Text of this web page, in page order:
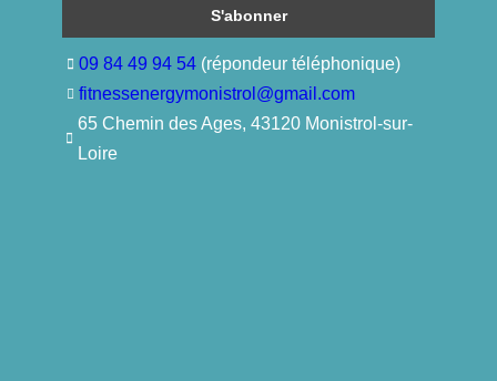
09 84 49 94 54 (répondeur téléphonique)
fitnessenergymonistrol@gmail.com
65 Chemin des Ages, 43120 Monistrol-sur-
Loire